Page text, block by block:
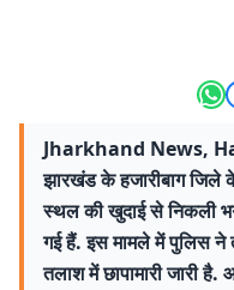
Jharkhand News,
झारखंड के हजारीबाग जिले
स्थल की खुदाई से निकली
गई हैं. इस मामले में पुलिस ने
तलाश में छापामारी जारी